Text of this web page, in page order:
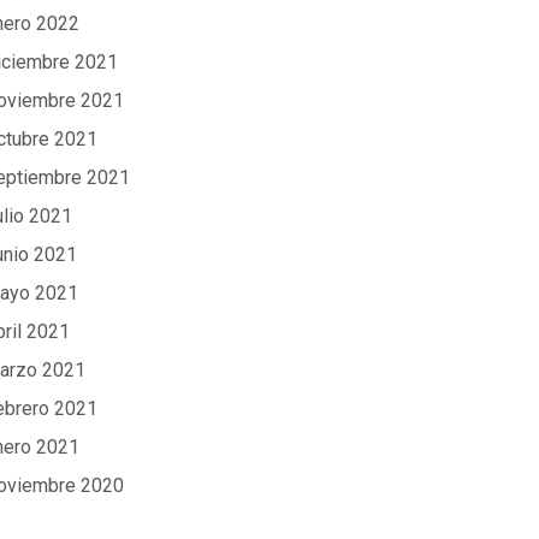
2022
2021
2021
2021
2021
2021
2021
2021
2021
2021
2021
2021
2020